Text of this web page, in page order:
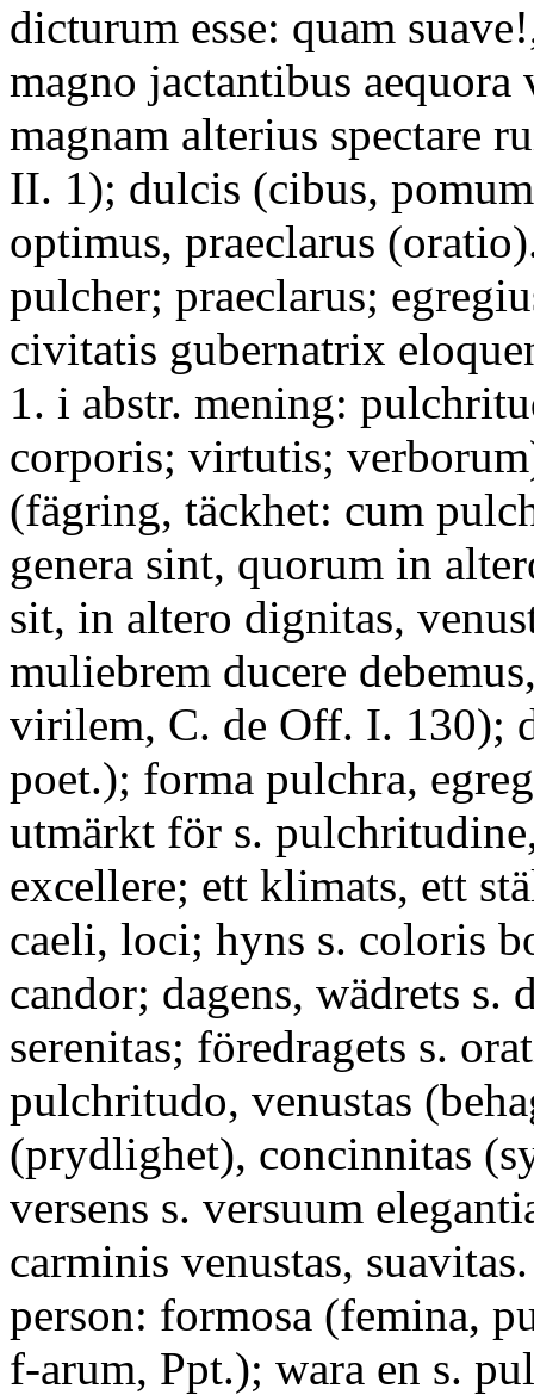
dicturum esse: quam
magno jactantibus aequora
magnam alterius spectare
II. 1); dulcis (cibus,
optimus, praeclarus
pulcher; praeclarus;
civitatis gubernatrix
1. i abstr. mening:
corporis; virtutis;
(fägring, täckhet: cum
genera sint, quorum in
sit, in altero dignitas,
muliebrem ducere
virilem, C. de Off. I. 130);
poet.); forma pulchra,
utmärkt för s.
excellere; ett klimats, ett
caeli, loci; hyns s. coloris
candor; dagens, wädrets s.
serenitas; föredragets s.
pulchritudo, venustas
(prydlighet), concinnitas
versens s. versuum
carminis venustas,
person: formosa (femina,
f-arum, Ppt.); wara en s.